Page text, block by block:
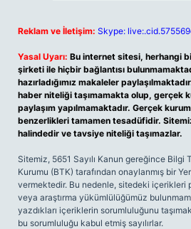
Reklam ve İletişim: Skype:
Yasal Uyarı: Bu internet sitesi, herhangi
şirketi ile hiçbir bağlantısı
hazırladığımız makaleler
haber niteliği taşımamakta olup, gerçek
paylaşım yapılmamaktadır. Gerçek
benzerlikleri tamamen tesadüfidir.
halindedir ve tavsiye niteliği taşımazlar.
Sitemiz, 5651 Sayılı Kanun gereğince Bilgi
Kurumu (BTK) tarafından onaylanmış bir
vermektedir. Bu nedenle, sitedeki içerikleri
veya araştırma yükümlülüğümüz
yazdıkları içeriklerin sorumluluğunu
bu sorumluluğu kabul etmiş sayılırlar.